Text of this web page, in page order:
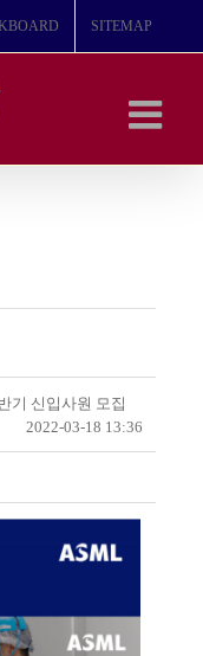
SITEMAP
기 신입사원 모집
2022-03-18 13:36